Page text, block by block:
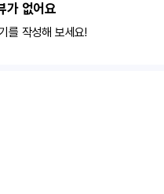
가 없어요
를 작성해 보세요!